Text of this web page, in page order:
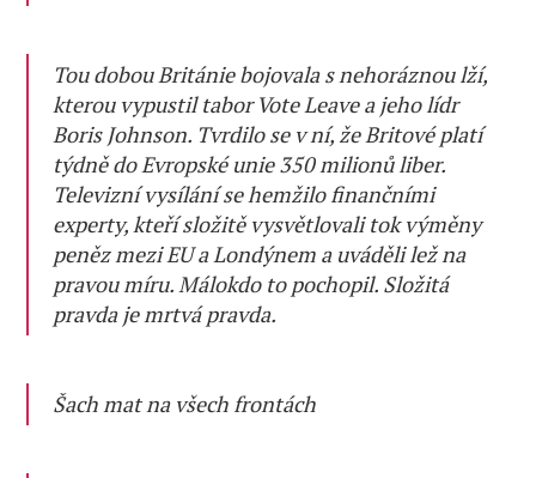
Tou dobou Británie bojovala s nehoráznou lží,
kterou vypustil tabor Vote Leave a jeho lídr
Boris Johnson. Tvrdilo se v ní, že Britové platí
týdně do Evropské unie 350 milionů liber.
Televizní vysílání se hemžilo finančními
experty, kteří složitě vysvětlovali tok výměny
peněz mezi EU a Londýnem a uváděli lež na
pravou míru. Málokdo to pochopil. Složitá
pravda je mrtvá pravda.
Šach mat na všech frontách